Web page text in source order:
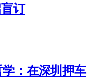
订
：在深圳押车